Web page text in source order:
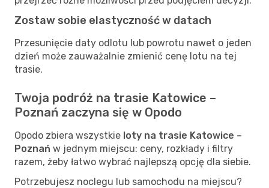
Zostaw sobie elastyczność w datach
Przesunięcie daty odlotu lub powrotu nawet o jeden
dzień może zauważalnie zmienić cenę lotu na tej
trasie.
Twoja podróż na trasie Katowice –
Poznań zaczyna się w Opodo
Opodo zbiera wszystkie loty na trasie Katowice –
Poznań w jednym miejscu: ceny, rozkłady i filtry
razem, żeby łatwo wybrać najlepszą opcję dla siebie.
Potrzebujesz noclegu lub samochodu na miejscu?